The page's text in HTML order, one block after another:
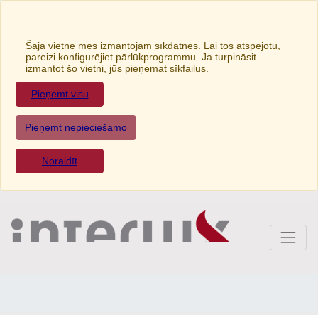
Šajā vietnē mēs izmantojam sīkdatnes. Lai tos atspējotu,
pareizi konfigurējiet pārlūkprogrammu. Ja turpināsit
izmantot šo vietni, jūs pieņemat sīkfailus.
Pieņemt visu
Pieņemt nepieciešamo
Noraidīt